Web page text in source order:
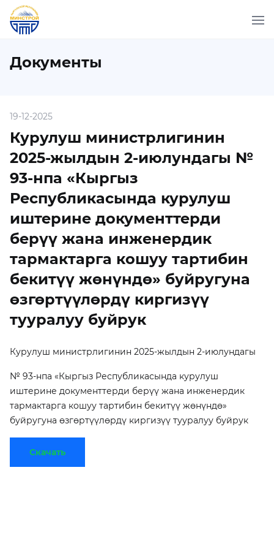
Документы
19-12-2025
Курулуш министрлигинин
2025-жылдын 2-июлундагы №
93-нпа «Кыргыз
Республикасында курулуш
иштерине документтерди
берүү жана инженердик
тармактарга кошуу тартибин
бекитүү жөнүндө» буйругуна
өзгөртүүлөрдү киргизүү
тууралуу буйрук
Курулуш министрлигинин 2025-жылдын 2-июлундагы
№ 93-нпа «Кыргыз Республикасында курулуш
иштерине документтерди берүү жана инженердик
тармактарга кошуу тартибин бекитүү жөнүндө»
буйругуна өзгөртүүлөрдү киргизүү тууралуу буйрук
Скачать